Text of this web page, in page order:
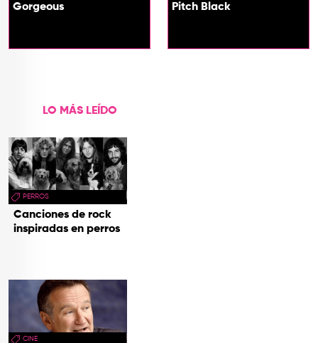
Gorgeous Pitch Black
LO MÁS LEÍDO
PERROS
Canciones de rock
inspiradas en perros
CINE